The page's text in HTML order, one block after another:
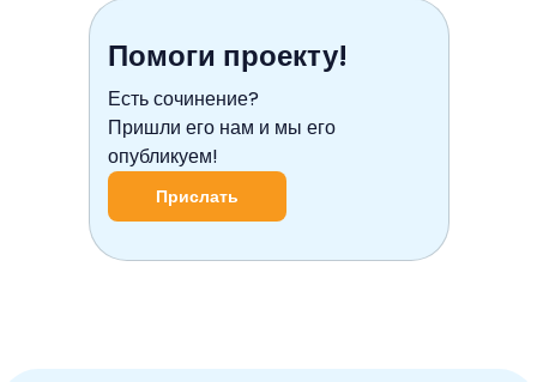
Помоги проекту!
Есть сочинение?
Пришли его нам и мы его
опубликуем!
Прислать